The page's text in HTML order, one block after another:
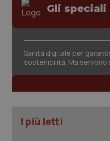
Gli speciali
Sanità digitale per
sostenibilità. Ma
I più letti